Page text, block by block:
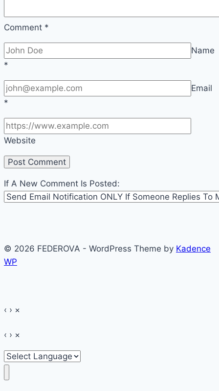
Comment *
Name
*
Email
*
Website
If A New Comment Is Posted:
© 2026 FEDEROVA - WordPress Theme by Kadence
WP
‹ › ×
‹ › ×